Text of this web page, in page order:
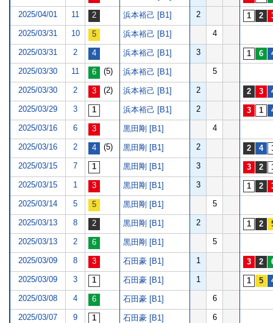
2025/04/01 11 浜本裕己 [B1] 2
2025/03/31 10 浜本裕己 [B1] 4
2025/03/31 2 浜本裕己 [B1] 3
2025/03/30 11 (5) 浜本裕己 [B1] 5
2025/03/30 2 (2) 浜本裕己 [B1] 2
2025/03/29 3 浜本裕己 [B1] 2
2025/03/16 6 黒田剛 [B1] 4
2025/03/16 2 (5) 黒田剛 [B1] 2
2025/03/15 7 黒田剛 [B1] 3
2025/03/15 1 黒田剛 [B1] 3
2025/03/14 5 黒田剛 [B1] 5
2025/03/13 8 黒田剛 [B1] 2
2025/03/13 2 黒田剛 [B1] 5
2025/03/09 8 石田豪 [B1] 1
2025/03/09 3 石田豪 [B1] 1
2025/03/08 4 石田豪 [B1] 6
2025/03/07 9 石田豪 [B1] 6